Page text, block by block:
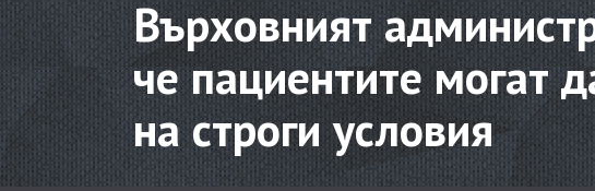
Върховният
че пациентите могат
на строги условия